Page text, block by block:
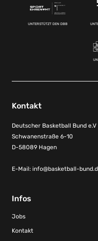
UNTERSTÜTZT DEN DBB
Kontakt
Deutscher Basketball Bund e.V
Schwanenstraße 6-10
D-58089 Hagen
E-Mail: info@basketball-
Infos
Jobs
Kontakt